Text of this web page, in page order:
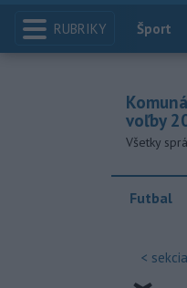
RUBRIKY Index
Šport
voľby
Všetky
Futbal
< sekcia